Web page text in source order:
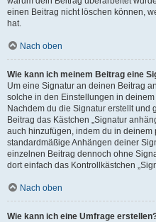
einen Beitrag nicht löschen können,
hat.
Nach oben
Wie kann ich meinem Beitrag eine
Um eine Signatur an deinen Beitrag
solche in den Einstellungen in
Nachdem du die Signatur erstellt und
Beitrag das Kästchen „Signatur
auch hinzufügen, indem du in
standardmäßige Anhängen deiner
einzelnen Beitrag dennoch ohne
dort einfach das Kontrollkästchen
Nach oben
Wie kann ich eine Umfrage